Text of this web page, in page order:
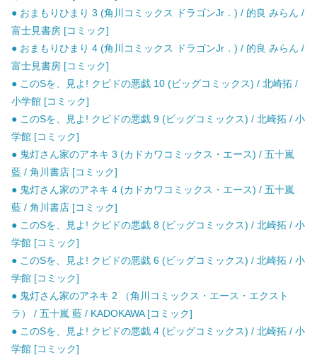
● おまもりひまり 3 (角川コミックス ドラゴンJr．) / 的良 みらん /
富士見書房 [コミック]
● おまもりひまり 4 (角川コミックス ドラゴンJr．) / 的良 みらん /
富士見書房 [コミック]
● このSを、見よ! クピドの悪戯 10 (ビッグコミックス) / 北崎拓 /
小学館 [コミック]
● このSを、見よ! クピドの悪戯 9 (ビッグコミックス) / 北崎拓 / 小
学館 [コミック]
● 鬼灯さん家のアネキ 3 (カドカワコミックス・エース) / 五十嵐
藍 / 角川書店 [コミック]
● 鬼灯さん家のアネキ 4 (カドカワコミックス・エース) / 五十嵐
藍 / 角川書店 [コミック]
● このSを、見よ! クピドの悪戯 8 (ビッグコミックス) / 北崎拓 / 小
学館 [コミック]
● このSを、見よ! クピドの悪戯 6 (ビッグコミックス) / 北崎拓 / 小
学館 [コミック]
● 鬼灯さん家のアネキ 2 （角川コミックス・エース・エクスト
ラ） / 五十嵐 藍 / KADOKAWA [コミック]
● このSを、見よ! クピドの悪戯 4 (ビッグコミックス) / 北崎拓 / 小
学館 [コミック]